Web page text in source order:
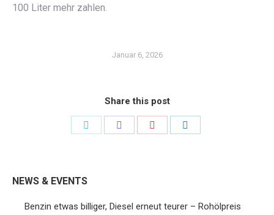
100 Liter mehr zahlen.
Januar 6, 2026
Share this post
NEWS & EVENTS
Benzin etwas billiger, Diesel erneut teurer – Rohölpreis